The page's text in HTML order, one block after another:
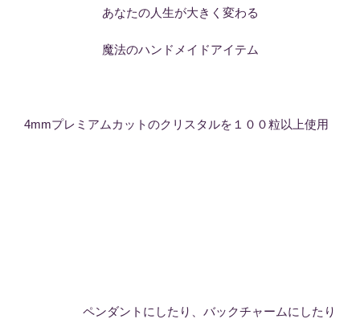
あなたの人生が大きく変わる
魔法のハンドメイドアイテム
4mmプレミアムカットのクリスタルを１００粒以上使用
ペンダントにしたり、バックチャームにしたり